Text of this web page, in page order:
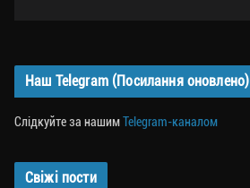
Наш Telegram (Посилання оновлено)
Слідкуйте за нашимTelegram-каналом
Свіжі пости